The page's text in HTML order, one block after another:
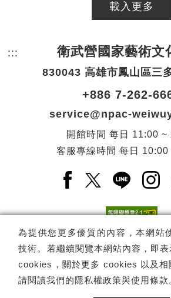
載入更多
為提供您更多優質的內容，本網站
技術。若繼續閱覽本網站內容，即
cookies，關於更多 cookies 以及相
請閱讀我們的隱私權政策與使用條款
::: 頁尾網站資訊。
衛武營國家藝術文
830043 高雄市鳳山區三
+886 7-262-
service@npac-
開館時間 每日
11:00 ~
客服專線時間 每日 10:00
Facebook(另開新視
X(另開新視窗)
LINE(另
電子報訂閱
Copyright © 國家表演藝術中心 -衛武營國家